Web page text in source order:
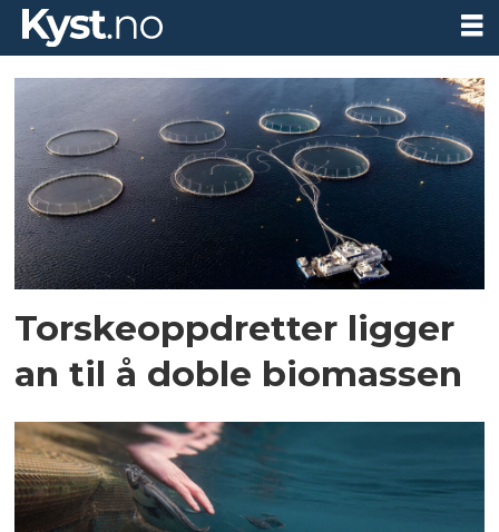
Tag:
q1
Torskeoppdretter ligger
an til å doble biomassen